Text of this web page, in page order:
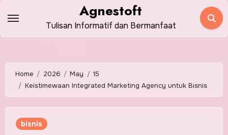
content
Agnestoft
Tulisan Informatif dan Bermanfaat
Home 2026 May
15
Keistimewaan Integrated Marketing Agency untuk Bisnis
bisnis